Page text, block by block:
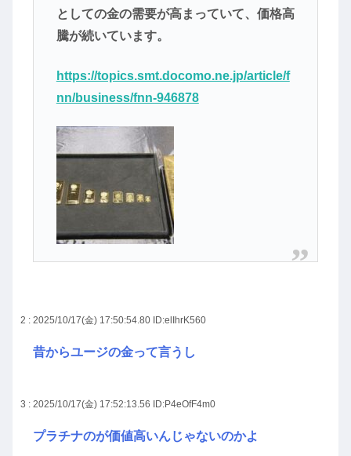
としての金の需要が高まっていて、価格高
騰が続いています。
https://topics.smt.docomo.ne.jp/article/f
nn/business/fnn-946878
2 : 2025/10/17(金) 17:50:54.80 ID:elIhrK560
昔からユージの金って言うし
3 : 2025/10/17(金) 17:52:13.56 ID:P4eOfF4m0
プラチナのが価値高いんじゃないのかよ